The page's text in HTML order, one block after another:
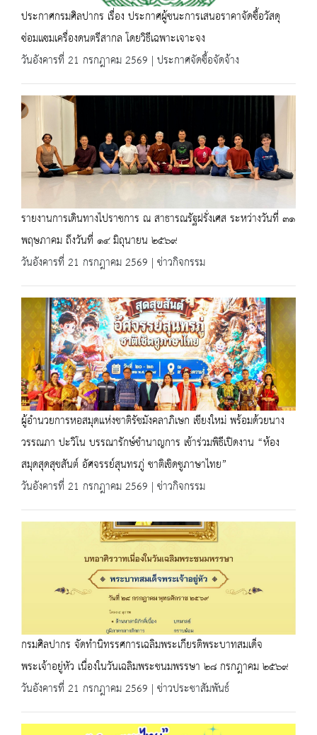
ประกาศกรมศิลปากร เรื่อง ประกาศผู้ชนะการเสนอราคาจัดซื้อวัสดุ
ซ่อมแซมเครื่องดนตรีสากล โดยวิธีเฉพาะเจาะจง
วันอังคารที่ 21 กรกฎาคม 2569 | ประกาศจัดซื้อจัดจ้าง
รายงานการเดินทางไปราชการ ณ สาธารณรัฐฝรั่งเศส ระหว่างวันที่ ๓๑
พฤษภาคม ถึงวันที่ ๑๔ มิถุนายน ๒๕๖๙
วันอังคารที่ 21 กรกฎาคม 2569 | ข่าวกิจกรรม
ผู้อำนวยการหอสมุดแห่งชาติรัชมังคลาภิเษก เชียงใหม่ พร้อมด้วยนาง
วรรณภา ปะวิโน บรรณารักษ์ชำนาญการ เข้าร่วมพิธีเปิดงาน “ห้อง
สมุดสุดสุขสันต์ อัศจรรย์สุนทรภู่ ชาติเชิดชูภาษาไทย”
วันอังคารที่ 21 กรกฎาคม 2569 | ข่าวกิจกรรม
กรมศิลปากร จัดทำนิทรรศการเฉลิมพระเกียรติพระบาทสมเด็จ
พระเจ้าอยู่หัว เนื่องในวันเฉลิมพระชนมพรรษา ๒๘ กรกฎาคม ๒๕๖๙
วันอังคารที่ 21 กรกฎาคม 2569 | ข่าวประชาสัมพันธ์